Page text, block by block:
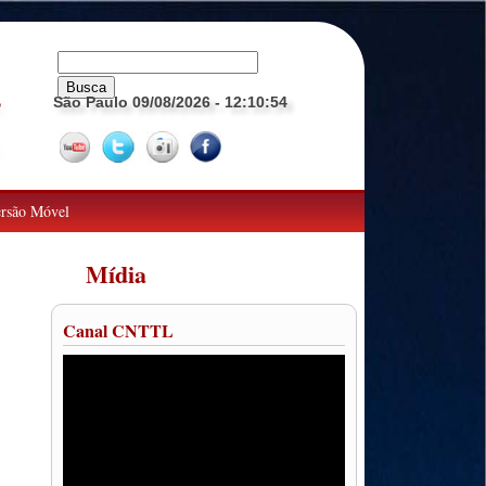
São Paulo 09/08/2026 - 12:10:55
Móvel
Mídia
Canal CNTTL